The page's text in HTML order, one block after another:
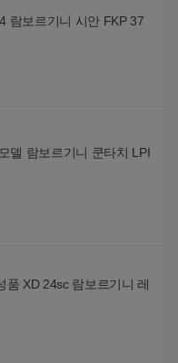
람보르기니 시안 FKP 37
델 람보르기니 쿤타치 LPI
품 XD 24sc 람보르기니 레